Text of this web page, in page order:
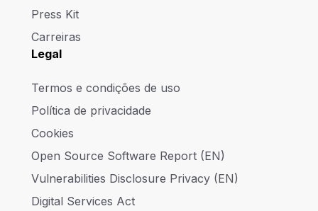
Press Kit
Carreiras
Legal
Termos e condições de uso
Política de privacidade
Cookies
Open Source Software Report (EN)
Vulnerabilities Disclosure Privacy (EN)
Digital Services Act